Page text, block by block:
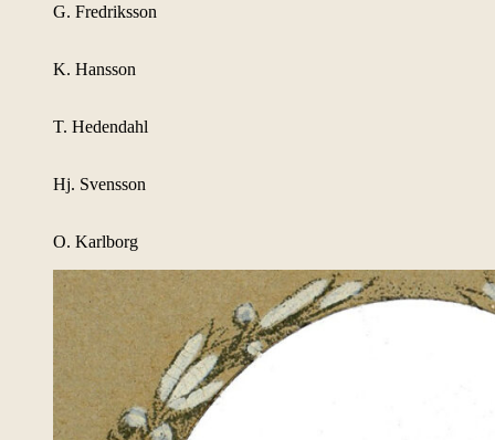
G. Fredriksson
K. Hansson
T. Hedendahl
Hj. Svensson
O. Karlborg